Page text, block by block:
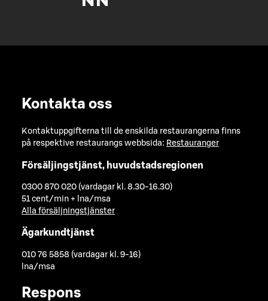
Kontakta oss
Kontaktuppgifterna till de enskilda restaurangerna finns
på respektive restaurangs webbsida: Restauranger
Försäljingstjänst, huvudstadsregionen
0300 870 020 (vardagar kl. 8.30-16.30)
51 cent/min + lna/msa
Alla försäljningstjänster
Ägarkundtjänst
010 76 5858 (vardagar kl. 9-16)
lna/msa
Respons